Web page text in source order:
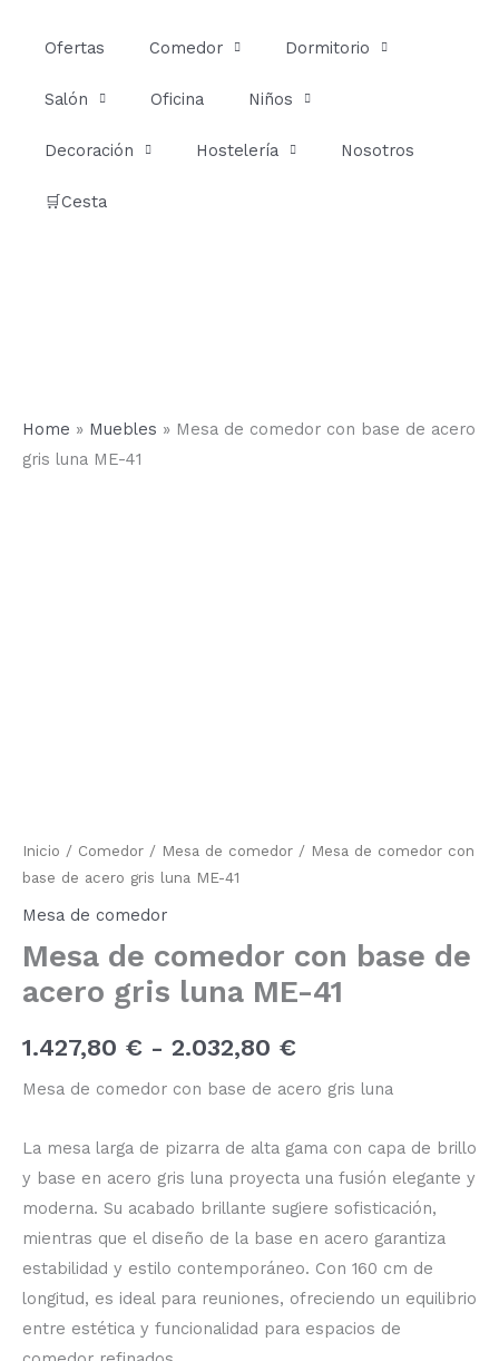
Ofertas Comedor Dormitorio
Salón Oficina Niños
Decoración Hostelería Nosotros
🛒Cesta
Home » Muebles » Mesa de comedor con base de acero
gris luna ME-41
Inicio / Comedor / Mesa de comedor / Mesa de comedor con
base de acero gris luna ME-41
Mesa de comedor
Mesa de comedor con base de
acero gris luna ME-41
1.427,80 € - 2.032,80 €
Mesa de comedor con base de acero gris luna
La mesa larga de pizarra de alta gama con capa de brillo
y base en acero gris luna proyecta una fusión elegante y
moderna. Su acabado brillante sugiere sofisticación,
mientras que el diseño de la base en acero garantiza
estabilidad y estilo contemporáneo. Con 160 cm de
longitud, es ideal para reuniones, ofreciendo un equilibrio
entre estética y funcionalidad para espacios de